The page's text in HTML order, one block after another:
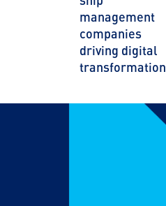
management
companies
driving digital
transformation